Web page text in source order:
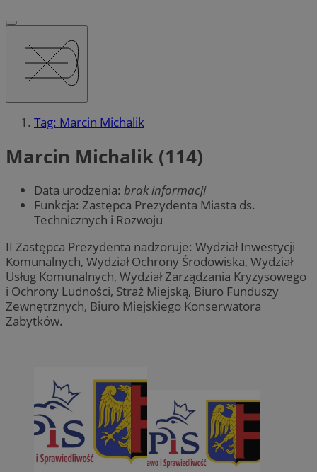
Tag: Marcin Michalik
Marcin Michalik (114)
Data urodzenia: brak informacji
Funkcja: Zastępca Prezydenta Miasta ds.
Technicznych i Rozwoju
II Zastępca Prezydenta nadzoruje: Wydział Inwestycji
Komunalnych, Wydział Ochrony Środowiska, Wydział
Usług Komunalnych, Wydział Zarządzania Kryzysowego
i Ochrony Ludności, Straż Miejską, Biuro Funduszy
Zewnętrznych, Biuro Miejskiego Konserwatora
Zabytków.